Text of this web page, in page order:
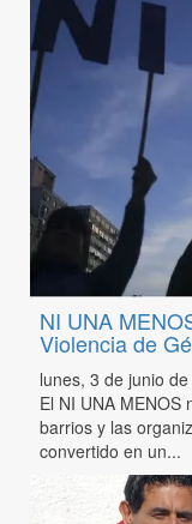
NI UNA
Violencia de
lunes, 3 de junio
El NI UNA MENOS
barrios y las
convertido en un...